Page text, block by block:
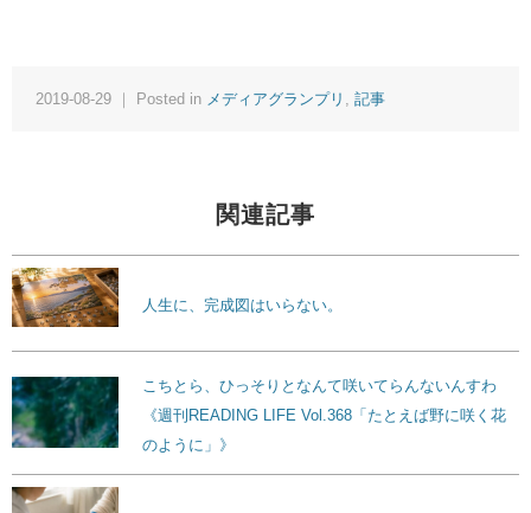
2019-08-29 ｜ Posted in メディアグランプリ 記事
関連記事
人生に、完成図はいらない。
こちとら、ひっそりとなんて咲いてらんないんすわ
《週刊READING LIFE Vol.368「たとえば野に咲く花
のように」》